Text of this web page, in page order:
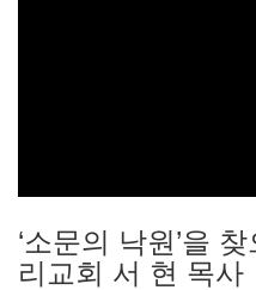
‘소문의 낙원’을
리교회 서 현 목사